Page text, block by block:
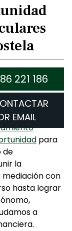
221 186
EMAIL
para
de
la
con
hasta lograr
a